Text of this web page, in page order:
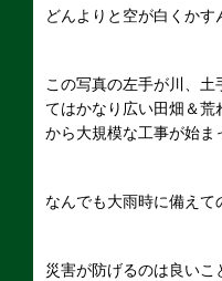
どんよりと空が白くかす
この写真の左手が川、
てはかなり広い田畑＆荒
から大規模な工事が始ま
なんでも大雨時に備えて
災害が防げるのは良い